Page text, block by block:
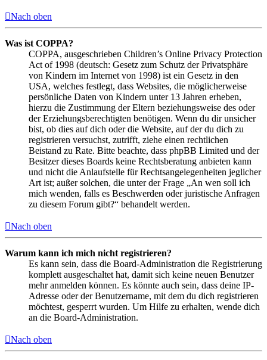
Nach oben
Was ist COPPA?
COPPA, ausgeschrieben Children’s Online Privacy Protection
Act of 1998 (deutsch: Gesetz zum Schutz der Privatsphäre
von Kindern im Internet von 1998) ist ein Gesetz in den
USA, welches festlegt, dass Websites, die möglicherweise
persönliche Daten von Kindern unter 13 Jahren erheben,
hierzu die Zustimmung der Eltern beziehungsweise des oder
der Erziehungsberechtigten benötigen. Wenn du dir unsicher
bist, ob dies auf dich oder die Website, auf der du dich zu
registrieren versuchst, zutrifft, ziehe einen rechtlichen
Beistand zu Rate. Bitte beachte, dass phpBB Limited und der
Besitzer dieses Boards keine Rechtsberatung anbieten kann
und nicht die Anlaufstelle für Rechtsangelegenheiten jeglicher
Art ist; außer solchen, die unter der Frage „An wen soll ich
mich wenden, falls es Beschwerden oder juristische Anfragen
zu diesem Forum gibt?“ behandelt werden.
Nach oben
Warum kann ich mich nicht registrieren?
Es kann sein, dass die Board-Administration die Registrierung
komplett ausgeschaltet hat, damit sich keine neuen Benutzer
mehr anmelden können. Es könnte auch sein, dass deine IP-
Adresse oder der Benutzername, mit dem du dich registrieren
möchtest, gesperrt wurden. Um Hilfe zu erhalten, wende dich
an die Board-Administration.
Nach oben